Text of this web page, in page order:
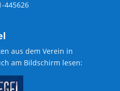
445626
aus dem Verein in
am Bildschirm lesen: